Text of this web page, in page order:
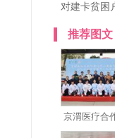
对建卡贫困
推荐图文
京渭医疗合